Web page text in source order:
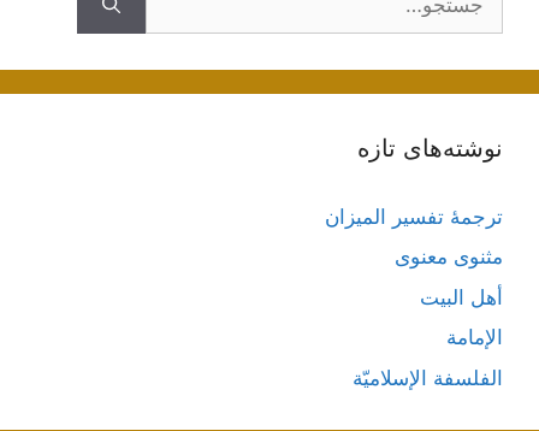
نوشته‌های تازه
ترجمۀ تفسیر المیزان
مثنوی معنوی
أهل البيت
الإمامة
الفلسفة الإسلاميّة